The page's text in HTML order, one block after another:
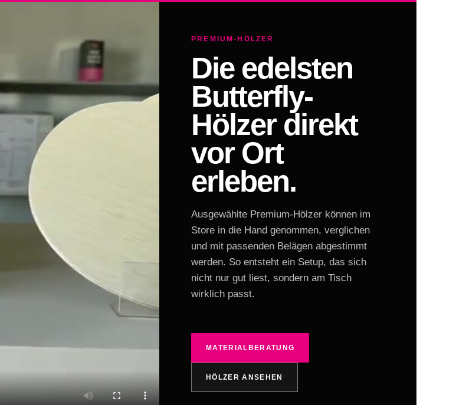
PREMIUM-HÖLZER
Die edelsten
Butterfly-
Hölzer direkt
vor Ort
erleben.
Ausgewählte Premium-Hölzer können im
Store in die Hand genommen, verglichen
und mit passenden Belägen abgestimmt
werden. So entsteht ein Setup, das sich
nicht nur gut liest, sondern am Tisch
wirklich passt.
MATERIALBERATUNG
HÖLZER ANSEHEN